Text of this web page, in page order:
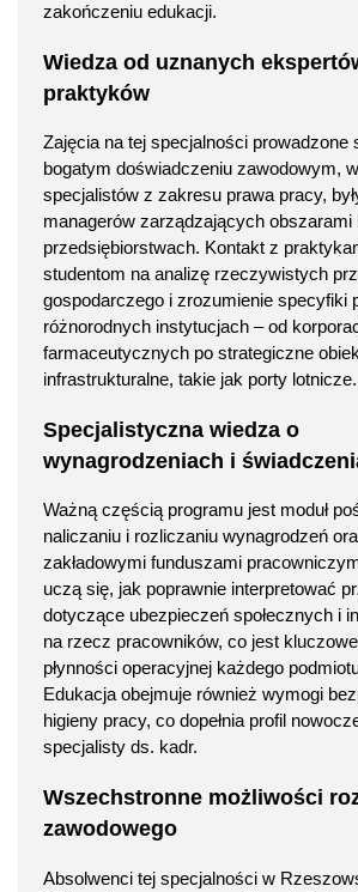
zakończeniu edukacji.
Wiedza od uznanych
praktyków
Zajęcia na tej specjalności prowadzone
bogatym doświadczeniu zawodowym,
specjalistów z zakresu prawa pracy,
managerów zarządzających
przedsiębiorstwach. Kontakt z
studentom na analizę rzeczywistych
gospodarczego i zrozumienie specyfiki
różnorodnych instytucjach – od
farmaceutycznych po strategiczne
infrastrukturalne, takie jak porty lotnicze.
Specjalistyczna wiedza o
wynagrodzeniach i
Ważną częścią programu jest moduł
naliczaniu i rozliczaniu wynagrodzeń
zakładowymi funduszami
uczą się, jak poprawnie interpretować
dotyczące ubezpieczeń społecznych i
na rzecz pracowników, co jest
płynności operacyjnej każdego
Edukacja obejmuje również wymogi
higieny pracy, co dopełnia profil
specjalisty ds. kadr.
Wszechstronne możliwości
zawodowego
Absolwenci tej specjalności w